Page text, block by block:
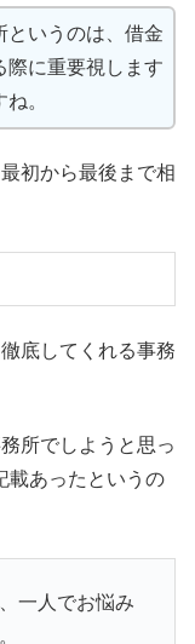
というのは、借金
際に重要視します
。
初から最後まで相
底してくれる事務
所でしようと思っ
載あったというの
一人でお悩み